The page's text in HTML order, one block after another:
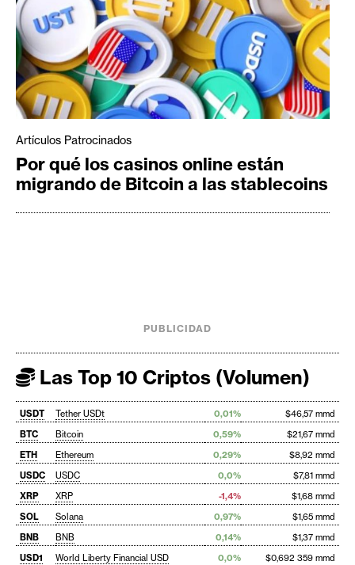
Artículos Patrocinados
Por qué los casinos online están
migrando de Bitcoin a las stablecoins
PUBLICIDAD
Las Top 10 Criptos (Volumen)
USDT Tether USDt 0,01%
$46,57 mmd
BTC
Bitcoin 0,59%
$21,67 mmd
ETH
Ethereum 0,29%
$8,92 mmd
USDC
USDC 0,0%
$7,81 mmd
XRP
XRP -1,4%
$1,68 mmd
SOL
Solana 0,97%
$1,65 mmd
BNB
BNB 0,14%
$1,37 mmd
USD1
World Liberty Financial USD 0,0%
$0,692 359 mmd